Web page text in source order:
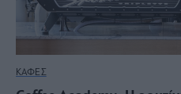
ΚΑΦΕΣ